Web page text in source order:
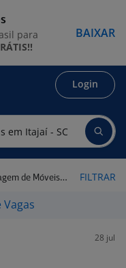
Login
em Itajaí - SC FILTRAR
28 jul
para
BAIXAR